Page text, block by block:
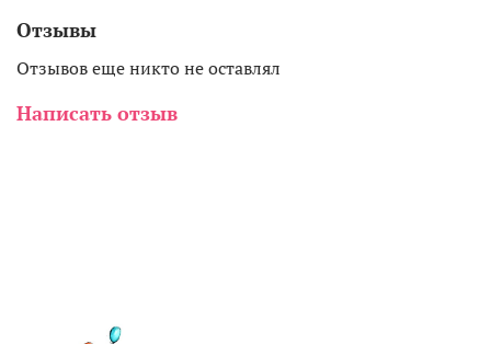
Отзывы
Отзывов еще никто не оставлял
Написать отзыв